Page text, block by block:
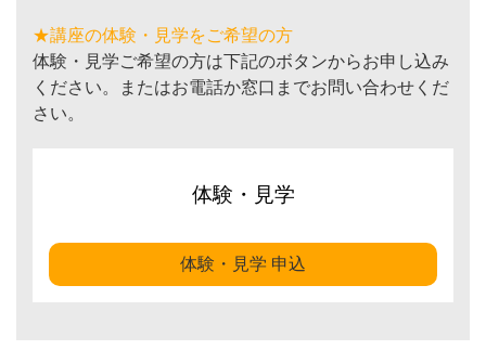
★講座の体験・見学をご希望の方
体験・見学ご希望の方は下記のボタンからお申し込み
ください。またはお電話か窓口までお問い合わせくだ
さい。
体験・見学
体験・見学 申込